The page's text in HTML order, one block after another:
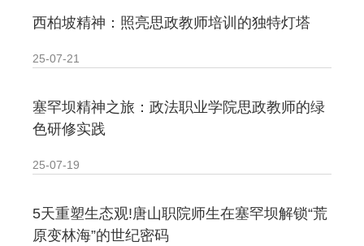
· 2026年干部培训提质增效三大路径，揭…
· 2026年干部培训提质增效三大路径，揭…
· 筑牢新时代干部信仰根基 西柏坡3招给…
· 干部培训告别形式主义 3大西柏坡教法…
西柏坡精神：照亮思政教师培训的独特灯塔
25-07-21
塞罕坝精神之旅：政法职业学院思政教师的绿
色研修实践
25-07-19
5天重塑生态观!唐山职院师生在塞罕坝解锁“荒
原变林海”的世纪密码